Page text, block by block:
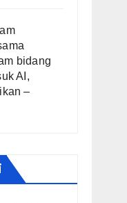
bidang
AI,
–